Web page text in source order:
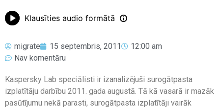
Klausīties audio formātā
migrate 15 septembris, 2011
12:00 am
Nav komentāru
Kaspersky Lab speciālisti ir izanalizējuši surogātpasta
izplatītāju darbību 2011. gada augustā. Tā kā vasarā ir mazāk
pasūtījumu nekā parasti, surogātpasta izplatītāji vairāk